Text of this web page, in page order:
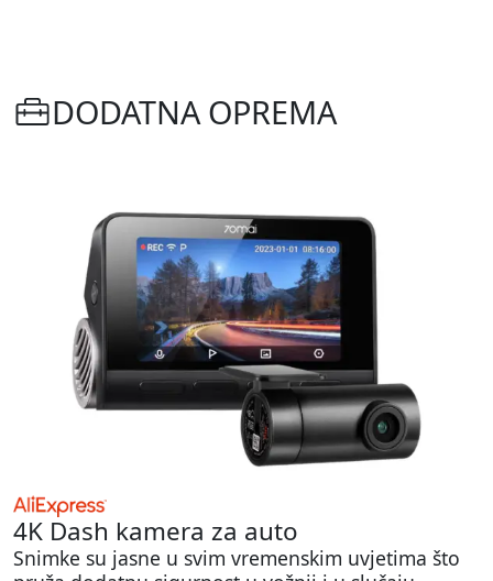
DODATNA OPREMA
4K Dash kamera za auto
Snimke su jasne u svim vremenskim uvjetima što